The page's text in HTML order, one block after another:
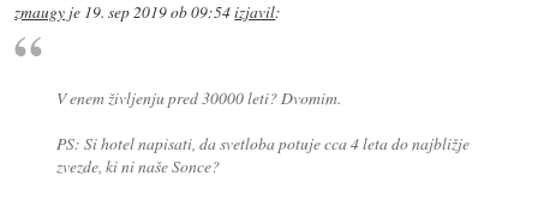
zmaugy je 19. sep 2019 ob 09:54izjavil:
V enem življenju pred 30000 leti? Dvomim.
PS: Si hotel napisati, da svetloba potuje cca 4 leta do najbližje
zvezde, ki ni naše Sonce?